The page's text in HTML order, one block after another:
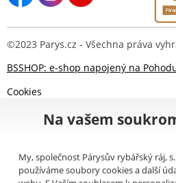
©2023 Parys.cz - Všechna práva
BSSHOP: e-shop napojený na
Cookies
Na vašem
My, společnost Párysův rybářský ráj,
používáme soubory cookies a další